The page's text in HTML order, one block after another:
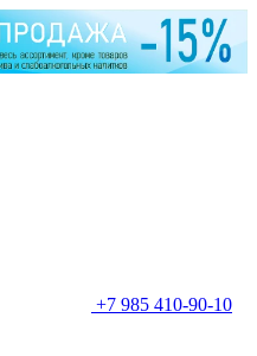
+7 985 410-90-10